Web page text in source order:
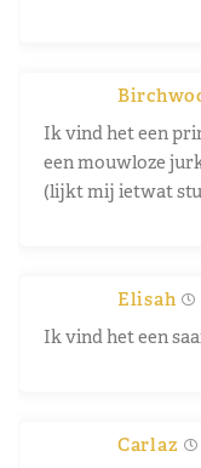
Ik vind het een
een mouwloze
(lijkt mij ietwat
Elisah
Ik vind het een
Carlaz